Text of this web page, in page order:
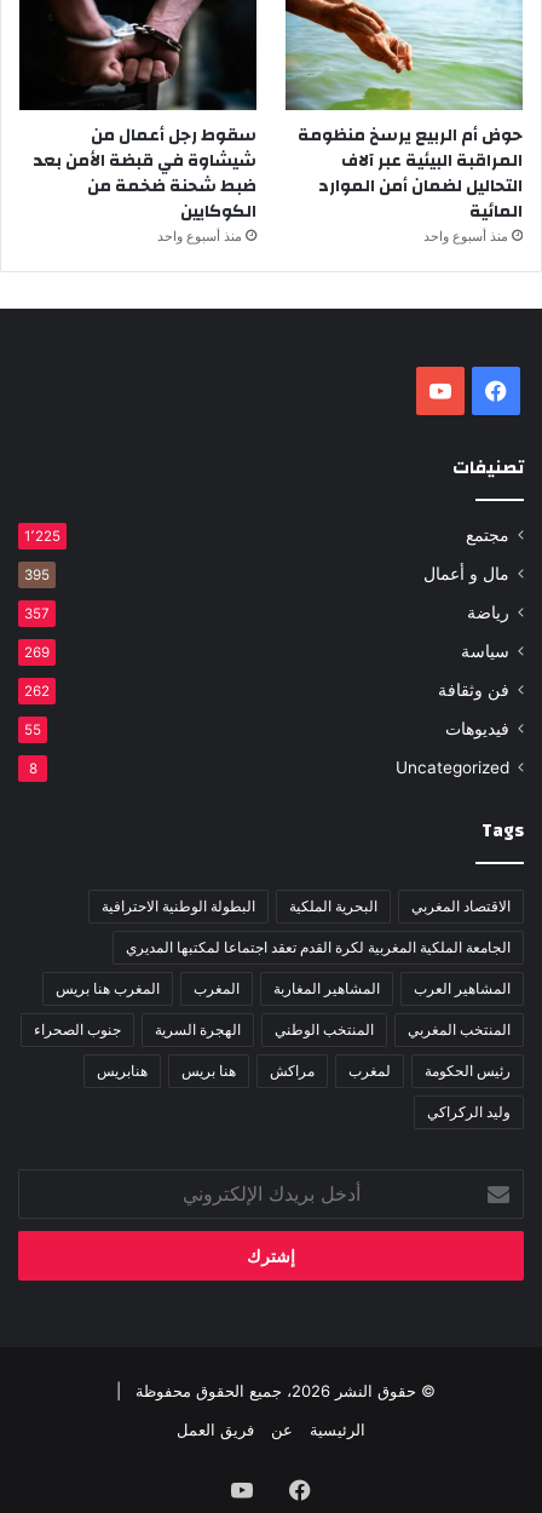
حوض أم الربيع يرسخ منظومة
المراقبة البيئية عبر آلاف
التحاليل لضمان أمن الموارد
المائية
منذ أسبوع واحد
سقوط رجل أعمال من
شيشاوة في قبضة الأمن بعد
ضبط شحنة ضخمة من
الكوكايين
منذ أسبوع واحد
فيسبوك
تصنيفات
مجتمع 1٬225
مال و أعمال 395
رياضة 357
سياسة 269
فن وثقافة 262
فيديوهات 55
Uncategorized
8
Tags
الاقتصاد المغربي البحرية الملكية البطولة الوطنية الاحترافية
الجامعة الملكية المغربية لكرة القدم تعقد اجتماعا لمكتبها المديري
المشاهير العرب المشاهير المغاربة المغرب المغرب هنا بريس
المنتخب المغربي المنتخب الوطني الهجرة السرية جنوب الصحراء
رئيس الحكومة لمغرب مراكش هنا بريس هنابريس
وليد الركراكي
أدخل
بريدك
الإلكتروني
© حقوق النشر 2026، جميع الحقوق محفوظة |
الرئيسية
عن فريق العمل
فيسبوك